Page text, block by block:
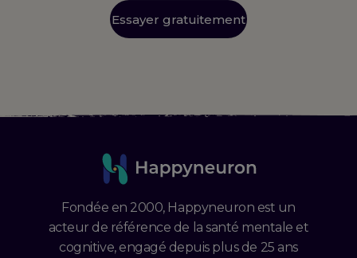
Essayer gratuitement
Fondée en 2000, Happyneuron est un
acteur de référence de la santé mentale et
cognitive, engagé depuis plus de 25 ans